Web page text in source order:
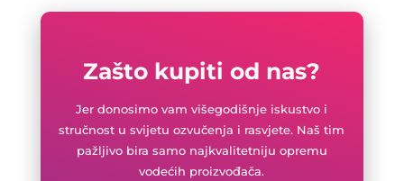
Zašto kupiti od nas?
Jer donosimo vam višegodišnje iskustvo i
stručnost u svijetu ozvučenja i rasvjete. Naš tim
pažljivo bira samo najkvalitetniju opremu
vodećih proizvođača.